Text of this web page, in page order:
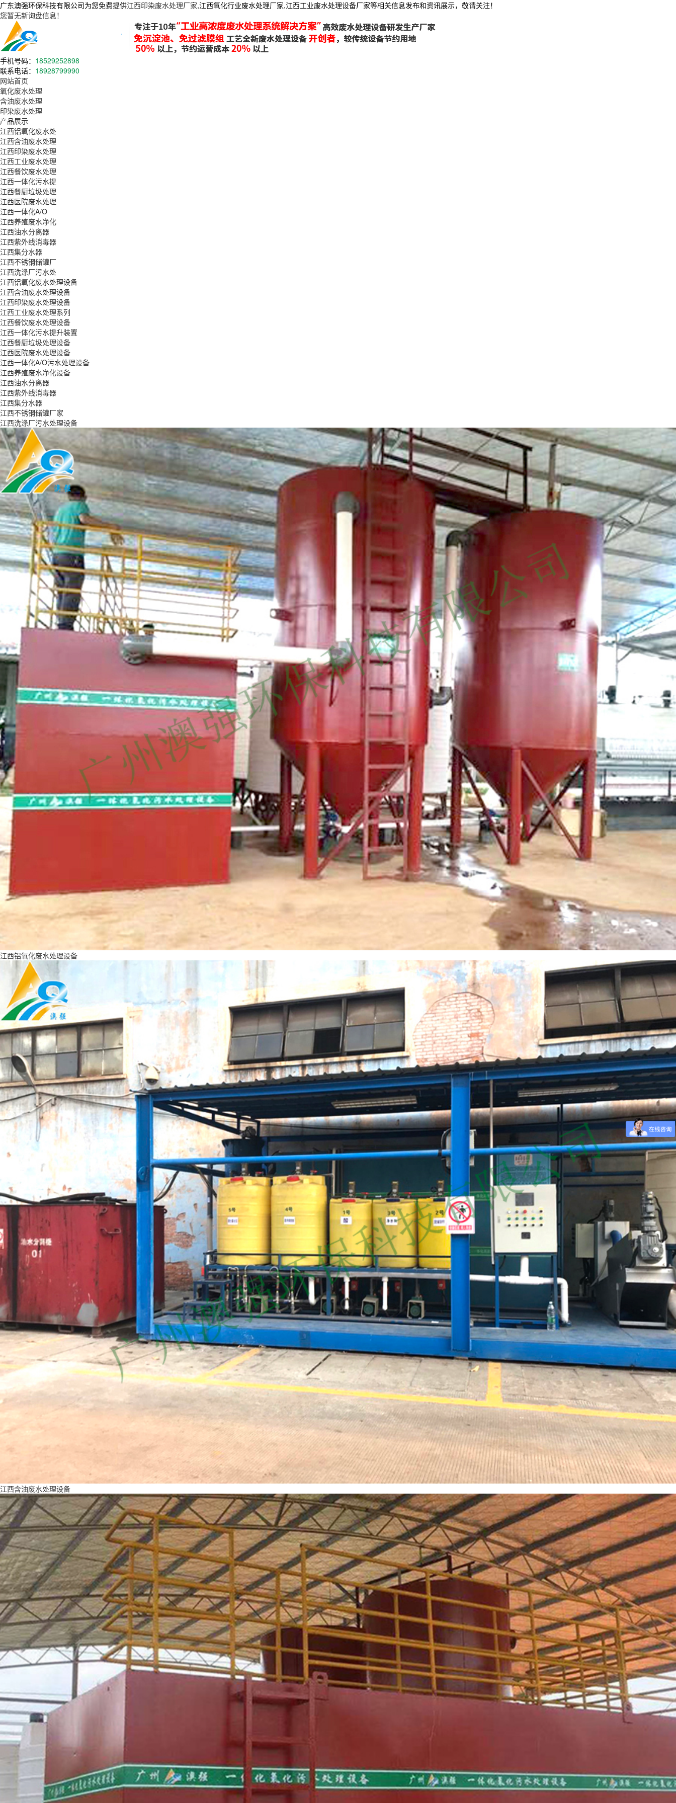
广东澳强环保科技有限公司为您免费提供江西印染废水处理厂家,江西氧化行业废水处理厂家,江西工业废水处理设备厂家等相关信息发布和资讯展示，敬请关注！
您暂无新询盘信息！
手机号码： 18529252898
联系电话： 18928799990
网站首页
氧化废水处理
含油废水处理
印染废水处理
产品展示
江西铝氧化废水处
江西含油废水处理
江西印染废水处理
江西工业废水处理
江西餐饮废水处理
江西一体化污水提
江西餐厨垃圾处理
江西医院废水处理
江西一体化A/O
江西养殖废水净化
江西油水分离器
江西紫外线消毒器
江西集分水器
江西不锈钢储罐厂
江西洗涤厂污水处
江西铝氧化废水处理设备
江西含油废水处理设备
江西印染废水处理设备
江西工业废水处理系列
江西餐饮废水处理设备
江西一体化污水提升装置
江西餐厨垃圾处理设备
江西医院废水处理设备
江西一体化A/O污水处理设备
江西养殖废水净化设备
江西油水分离器
江西紫外线消毒器
江西集分水器
江西不锈钢储罐厂家
江西洗涤厂污水处理设备
江西铝氧化废水处理设备
江西含油废水处理设备